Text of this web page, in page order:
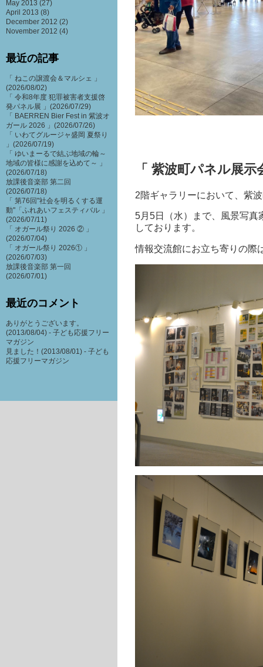
「 紫波町パネル展示
2階ギャラリーにおいて、紫
5月5日（水）まで、風景写真
しております。
情報交流館にお立ち寄りの際
May 2013 (27)
April 2013 (8)
December 2012 (2)
November 2012 (4)
最近の記事
「 ねこの譲渡会＆マルシェ 」
(2026/08/02)
「 令和8年度 犯罪被害者支援啓
発パネル展 」(2026/07/29)
「 BAERREN Bier Fest in 紫波オ
ガール 2026 」(2026/07/26)
「 いわてグルージャ盛岡 夏祭り
」(2026/07/19)
「 ゆいまーるで結ぶ地域の輪～
地域の皆様に感謝を込めて～ 」
(2026/07/18)
放課後音楽部 第二回
(2026/07/18)
「 第76回"社会を明るくする運
動"「ふれあいフェスティバル 」
(2026/07/11)
「 オガール祭り 2026 ② 」
(2026/07/04)
「 オガール祭り 2026① 」
(2026/07/03)
放課後音楽部 第一回
(2026/07/01)
最近のコメント
ありがとうございます。
(2013/08/04) - 子ども応援フリー
マガジン
見ました！(2013/08/01) - 子ども
応援フリーマガジン